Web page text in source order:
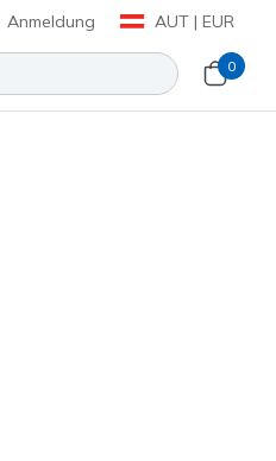
Anmeldung AUT | EUR
0